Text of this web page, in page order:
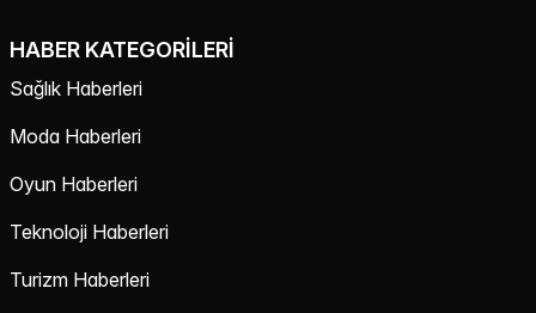
HABER KATEGORILERI
Sağlık Haberleri
Moda Haberleri
Oyun Haberleri
Teknoloji Haberleri
Turizm Haberleri